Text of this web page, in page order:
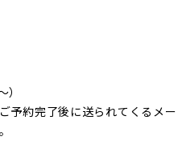
）
予約完了後に送られてくるメー